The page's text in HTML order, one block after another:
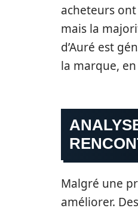
acheteurs
mais la
d’Auré est
la marque,
Malgré une
améliorer.